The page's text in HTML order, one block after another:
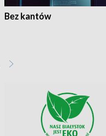
Bez kantów